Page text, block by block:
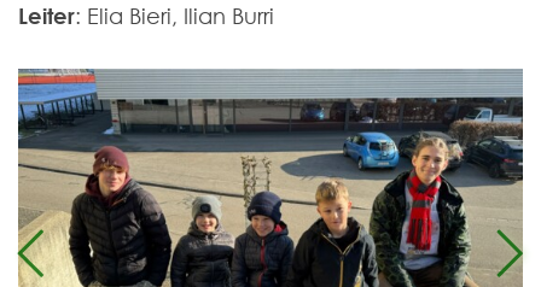
Leiter: Elia Bieri, Ilian Burri
Previous